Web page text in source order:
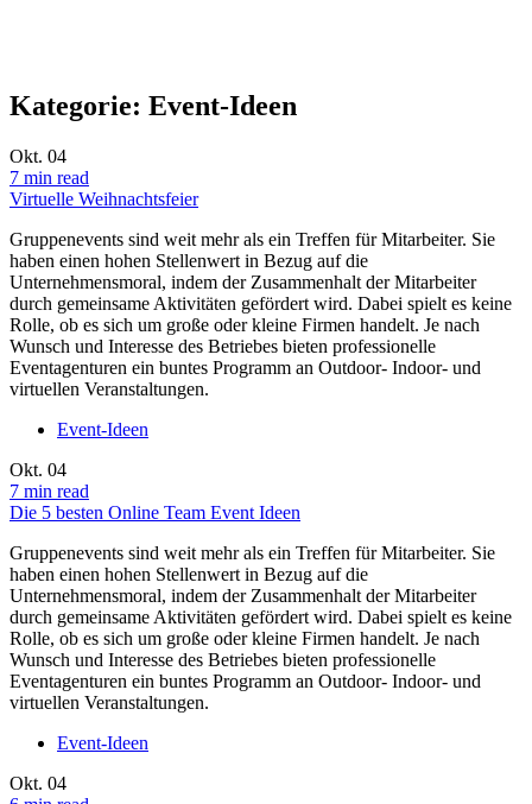
Kategorie: Event-Ideen
Okt. 04
7 min read
Virtuelle Weihnachtsfeier
Gruppenevents sind weit mehr als ein Treffen für Mitarbeiter. Sie
haben einen hohen Stellenwert in Bezug auf die
Unternehmensmoral, indem der Zusammenhalt der Mitarbeiter
durch gemeinsame Aktivitäten gefördert wird. Dabei spielt es keine
Rolle, ob es sich um große oder kleine Firmen handelt. Je nach
Wunsch und Interesse des Betriebes bieten professionelle
Eventagenturen ein buntes Programm an Outdoor- Indoor- und
virtuellen Veranstaltungen.
Event-Ideen
Okt. 04
7 min read
Die 5 besten Online Team Event Ideen
Gruppenevents sind weit mehr als ein Treffen für Mitarbeiter. Sie
haben einen hohen Stellenwert in Bezug auf die
Unternehmensmoral, indem der Zusammenhalt der Mitarbeiter
durch gemeinsame Aktivitäten gefördert wird. Dabei spielt es keine
Rolle, ob es sich um große oder kleine Firmen handelt. Je nach
Wunsch und Interesse des Betriebes bieten professionelle
Eventagenturen ein buntes Programm an Outdoor- Indoor- und
virtuellen Veranstaltungen.
Event-Ideen
Okt. 04